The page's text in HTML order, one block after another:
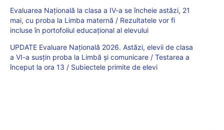
Evaluarea Națională la clasa a IV-a se încheie astăzi, 21
mai, cu proba la Limba maternă / Rezultatele vor fi
incluse în portofoliul educațional al elevului
UPDATE Evaluare Națională 2026. Astăzi, elevii de clasa
a VI-a susțin proba la Limbă și comunicare / Testarea a
început la ora 13 / Subiectele primite de elevi